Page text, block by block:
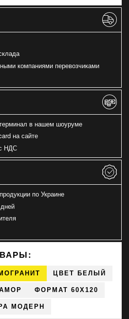
компаниями перевозчиками
в нашем шоуруме
на сайте
НДС
по Украине
ЦВЕТ БЕЛЫЙ
ФОРМАТ 60X120
МОДЕРН